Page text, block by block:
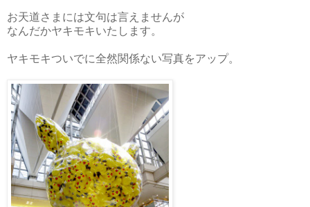
お天道さまには文句は言えませんが
なんだかヤキモキいたします。
ヤキモキついでに全然関係ない写真をアップ。